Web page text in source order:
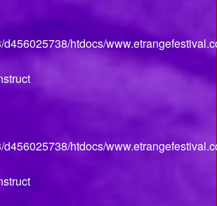
d456025738/htdocs/
d456025738/htdocs/